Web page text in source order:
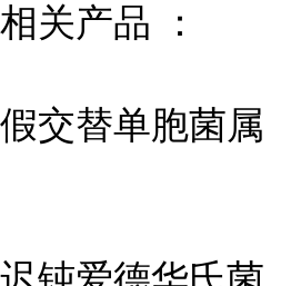
相关产品 ：
假交替单胞菌属